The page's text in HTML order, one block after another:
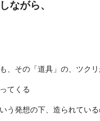
ながら、
、その「道具」の、ツクリ
てくる
う発想の下、造られている